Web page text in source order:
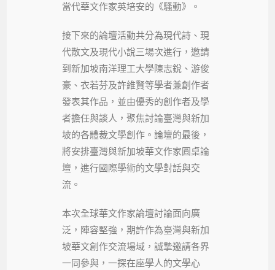
當代華文作家英培安的《騷動》。
接下來的論壇活動共分為現代詩、現
代散文及現代小說三場次進行，邀請
到新加坡南洋理工大學陳志銳、游俊
豪、衣若芬及許維賢等學者兼創作者
發表其作品，並由優秀的創作者及學
者擔任與談人，聚焦討論臺灣與新加
坡的各體裁文學創作。論壇的最後，
將安排臺灣與新加坡華文作家圓桌論
壇，進行國際學術的文學對話與交
流。
本次全球華文作家論壇討論面向廣
泛，陣容堅強，期許作為臺灣與新加
坡華文創作交流場域，誠摯邀請各界
一同參與，一探在座學人的文學心